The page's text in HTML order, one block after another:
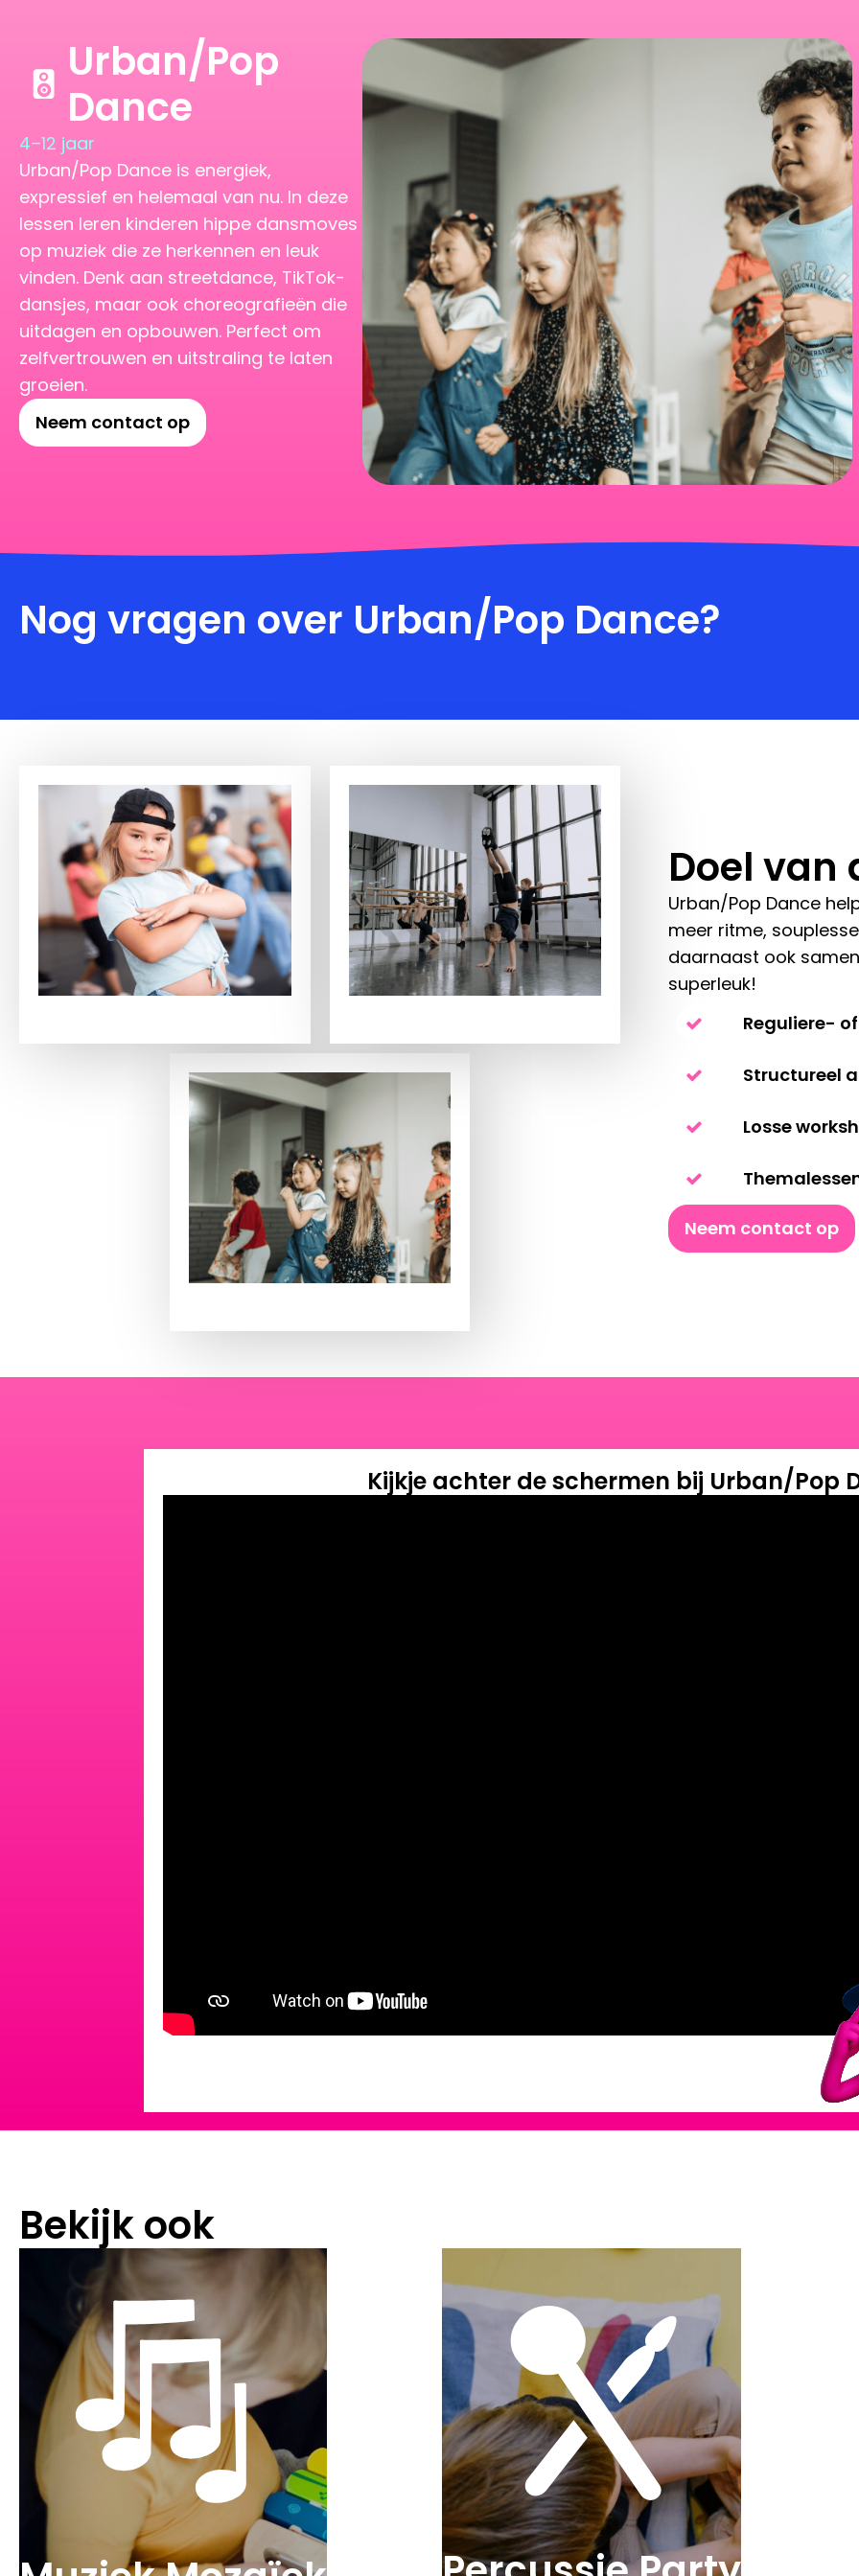
Urban/Pop
Dance
4–12 jaar
Urban/Pop Dance is energiek,
expressief en helemaal van nu. In deze
lessen leren kinderen hippe dansmoves
op muziek die ze herkennen en leuk
vinden. Denk aan streetdance, TikTok-
dansjes, maar ook choreografieën die
uitdagen en opbouwen. Perfect om
zelfvertrouwen en uitstraling te laten
groeien.
Neem contact op
Nog vragen over Urban/Pop Dance?
Doel van
Urban/Pop Dance
meer ritme,
daarnaast ook
superleuk!
Reguliere-
Structureel
Losse
Neem contact op
Kijkje achter de schermen bij Urban/Pop
Bekijk ook